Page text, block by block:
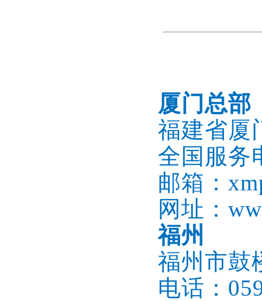
厦门总部
福建省厦
全国服务
邮箱：
网址：
福州
福州市鼓
电话：